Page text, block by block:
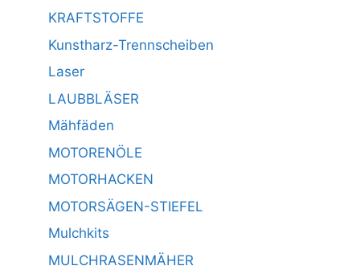
KRAFTSTOFFE
Kunstharz-Trennscheiben
Laser
LAUBBLÄSER
Mähfäden
MOTORENÖLE
MOTORHACKEN
MOTORSÄGEN-STIEFEL
Mulchkits
MULCHRASENMÄHER